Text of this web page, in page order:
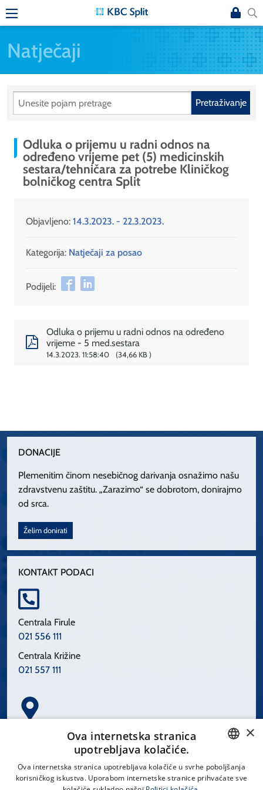
Natječaji
Pretraživanje
Odluka o prijemu u radni odnos na
određeno vrijeme pet (5) medicinskih
sestara/tehničara za potrebe Kliničkog
bolničkog centra Split
Objavljeno: 14.3.2023. - 22.3.2023.
Kategorija: Natječaji za posao
Podijeli:
Odluka o prijemu u radni odnos na određeno
vrijeme - 5 med.sestara
14.3.2023. 11:58:40 34,66 KB
DONACIJE
Plemenitim činom nesebičnog darivanja osnažimo našu
zdravstvenu zaštitu. „Zarazimo“ se dobrotom, donirajmo
od srca.
Želim donirati
KONTAKT PODACI
Centrala Firule
021 556 111
Centrala Križine
021 557 111
Spinčićeva 1, 21000 Split
CROATIAN
×
Ova internetska stranica
upotrebljava kolačiće.
Ova internetska stranica upotrebljava kolačiće u svrhe poboljšanja
korisničkog iskustva. Uporabom internetske stranice prihvaćate sve